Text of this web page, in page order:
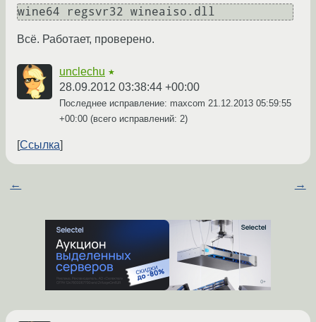
Всё. Работает, проверено.
unclechu ★
28.09.2012 03:38:44 +00:00
Последнее исправление: maxcom 21.12.2013 05:59:55
+00:00 (всего исправлений: 2)
Ссылка
← →